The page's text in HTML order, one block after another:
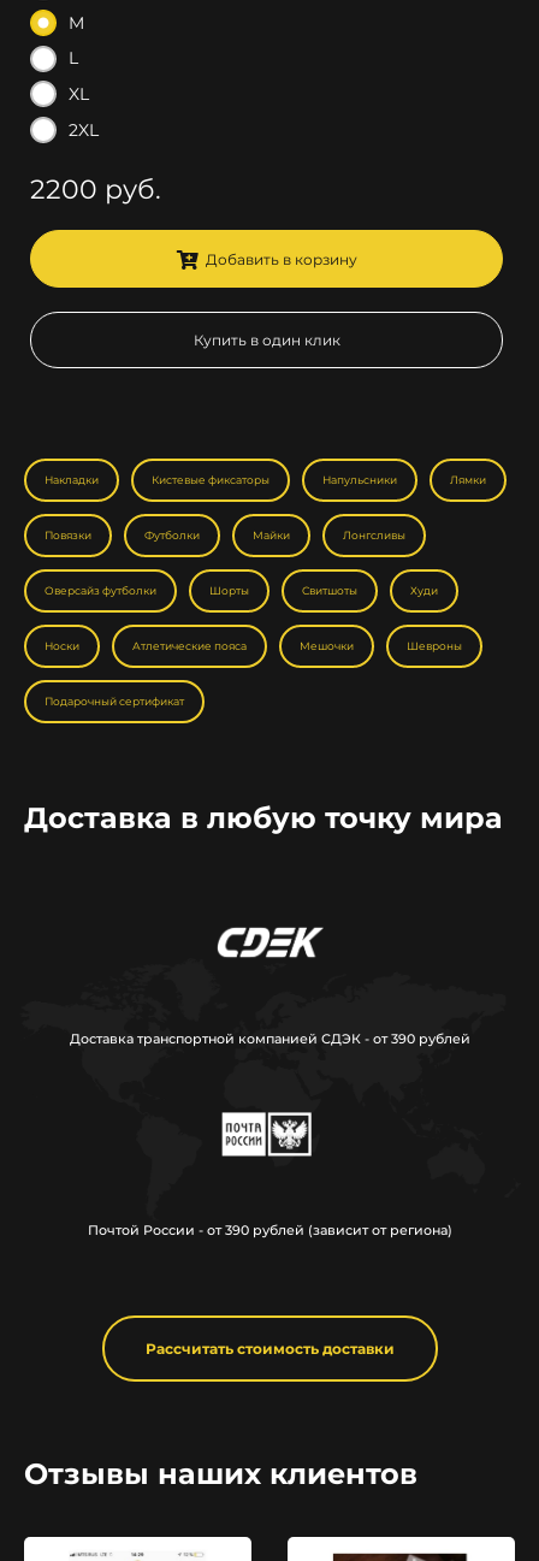
M
L
XL
2XL
2200 руб.
Добавить в корзину
Купить в один клик
Накладки Кистевые фиксаторы Напульсники Лямки
Повязки Футболки Майки Лонгсливы
Оверсайз футболки Шорты Свитшоты Худи
Носки Атлетические пояса Мешочки Шевроны
Подарочный сертификат
Доставка в любую точку мира
Доставка транспортной компанией СДЭК - от 390 рублей
Почтой России - от 390 рублей (зависит от региона)
Рассчитать стоимость доставки
Отзывы наших клиентов